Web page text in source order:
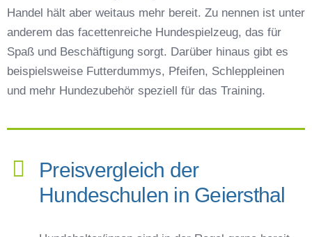
Handel hält aber weitaus mehr bereit. Zu nennen ist unter
anderem das facettenreiche Hundespielzeug, das für
Spaß und Beschäftigung sorgt. Darüber hinaus gibt es
beispielsweise Futterdummys, Pfeifen, Schleppleinen
und mehr Hundezubehör speziell für das Training.
Preisvergleich der
Hundeschulen in Geiersthal